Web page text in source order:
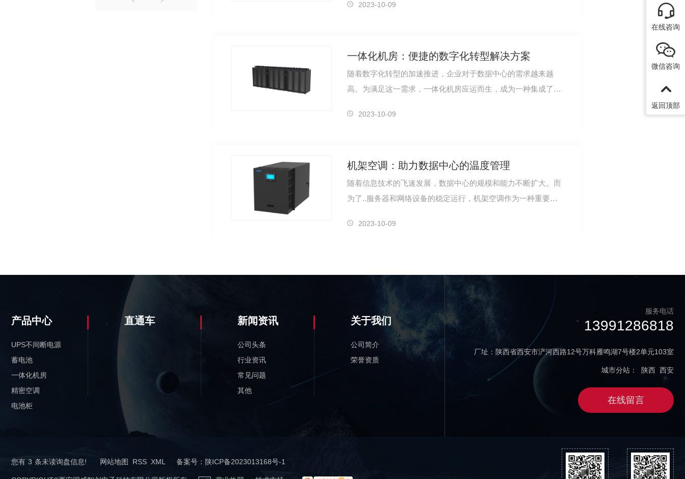
2023-10-09
一体化机房：便捷的数字化转型解决方案
随着数字化转型的加速推进，企业对于数据中心的需求越来越
高。为满足这一需求，一体化机房应运而生，成为一种集成了机
2023-10-09
机架空调：助力数据中心的温度管理
随着信息技术的飞速发展，数据中心的规模和能力不断扩大。而
为了..服务器和网络设备的稳定运行，机架空调作为一种重要的
2023-10-09
产品中心
UPS不间断电源
蓄电池
一体化机房
精密空调
电池柜
直通车 新闻资讯
公司头条
行业资讯
常见问题
其他
关于我们
公司简介
荣誉资质
服务电话
13991286818
厂址：陕西省西安市浐河西路12号万科雁鸣湖7号楼2单元103室
城市分站： 陕西 西安
在线留言
您有 3 条未读询盘信息! 网站地图 RSS XML备案号： 陕ICP备2023013168号-1
在线咨询
微信咨询
返回顶部